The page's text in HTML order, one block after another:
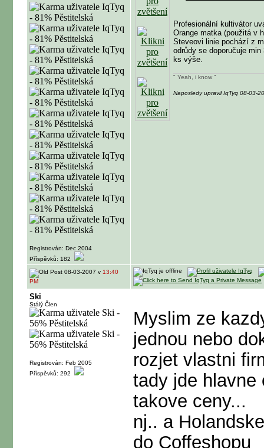
Registrován: Dec 2004
Příspěvků: 182
Profesionální kultivátor
Orange matka (použitá v
Steveovi linie pochází z
odrůdy se doporučuje
ks výše.
" Yeah, i know "
Naposledy upravil IqTyq 08-03-
08-03-2007 v 13:40
PM
Ski
Stálý Člen
Registrován: Feb 2005
Příspěvků: 292
Myslim ze
jednou nebo
rozjet vlastni
tady jde hlavne
takove ceny...
nj.. a
do Coffeshopu